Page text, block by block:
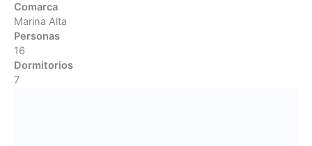
Comarca
Marina Alta
Personas
16
Dormitorios
7